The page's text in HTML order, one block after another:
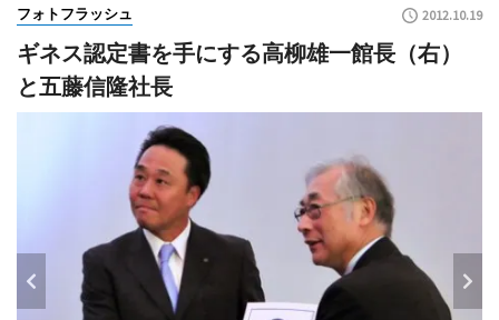
フォトフラッシュ 2012.10.19
ギネス認定書を手にする高柳雄一館長（右）
と五藤信隆社長